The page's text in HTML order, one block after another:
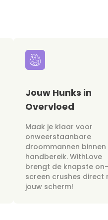
Jouw Hunks in
Overvloed
Maak je klaar voor
onweerstaanbare
droommannen binnen
handbereik. WithLove
brengt de knapste on-
screen crushes direct
jouw scherm!